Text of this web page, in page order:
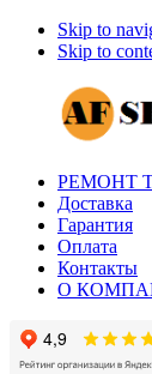
Skip to
Skip to
РЕМОНТ
Доставка
Гарантия
Оплата
Контакты
О